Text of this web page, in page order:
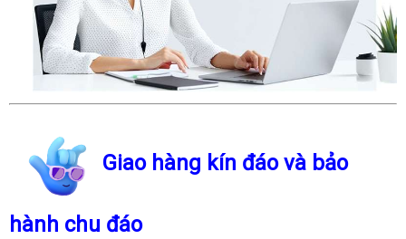
Giao hàng kín đáo và bảo
hành chu đáo